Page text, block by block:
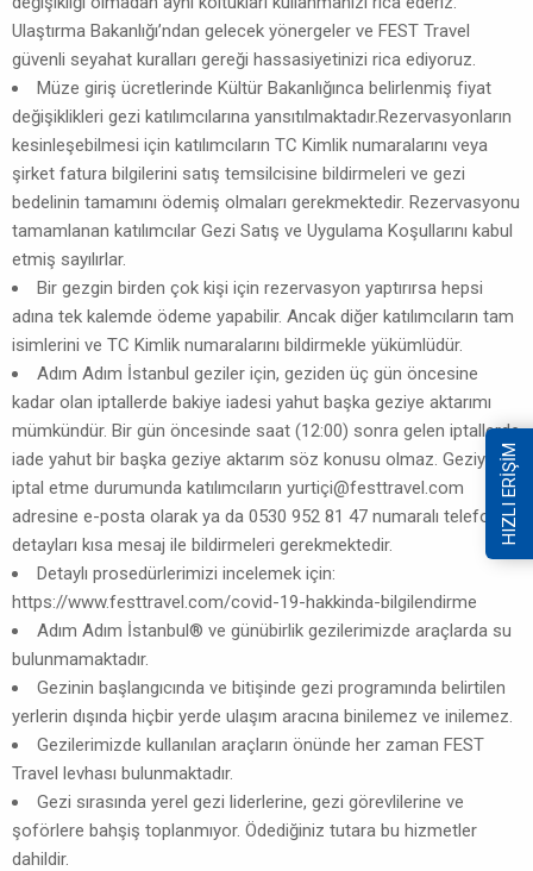
Ulaştırma Bakanlığı’ndan gelecek yönergeler ve FEST Travel
güvenli seyahat kuralları gereği hassasiyetinizi rica ediyoruz.
Müze giriş ücretlerinde Kültür Bakanlığınca belirlenmiş fiyat
değişiklikleri gezi katılımcılarına yansıtılmaktadır.Rezervasyonların
kesinleşebilmesi için katılımcıların TC Kimlik numaralarını veya
şirket fatura bilgilerini satış temsilcisine bildirmeleri ve gezi
bedelinin tamamını ödemiş olmaları gerekmektedir. Rezervasyonu
tamamlanan katılımcılar Gezi Satış ve Uygulama Koşullarını kabul
etmiş sayılırlar.
Bir gezgin birden çok kişi için rezervasyon yaptırırsa hepsi
adına tek kalemde ödeme yapabilir. Ancak diğer katılımcıların tam
isimlerini ve TC Kimlik numaralarını bildirmekle yükümlüdür.
Adım Adım İstanbul geziler için, geziden üç gün öncesine
kadar olan iptallerde bakiye iadesi yahut başka geziye aktarımı
mümkündür. Bir gün öncesinde saat (12:00) sonra gelen iptallerde
iade yahut bir başka geziye aktarım söz konusu olmaz. Geziyi
iptal etme durumunda katılımcıların yurtiçi@festtravel.com
adresine e-posta olarak ya da 0530 952 81 47 numaralı telefona
detayları kısa mesaj ile bildirmeleri gerekmektedir.
Detaylı prosedürlerimizi incelemek için:
https://www.festtravel.com/covid-19-hakkinda-bilgilendirme
Adım Adım İstanbul® ve günübirlik gezilerimizde araçlarda su
bulunmamaktadır.
Gezinin başlangıcında ve bitişinde gezi programında belirtilen
yerlerin dışında hiçbir yerde ulaşım aracına binilemez ve inilemez.
Gezilerimizde kullanılan araçların önünde her zaman FEST
Travel levhası bulunmaktadır.
Gezi sırasında yerel gezi liderlerine, gezi görevlilerine ve
şoförlere bahşiş toplanmıyor. Ödediğiniz tutara bu hizmetler
dahildir.
HIZLI ERİŞİM